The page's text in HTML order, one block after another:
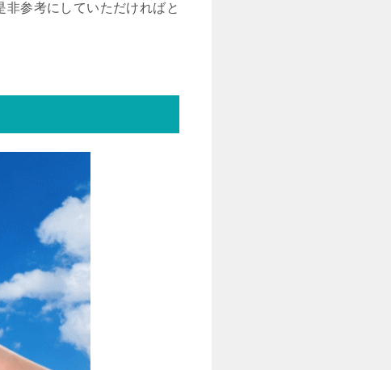
参考にしていただければと